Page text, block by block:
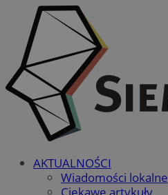
AKTUALNOŚCI
Wiadomości lokalne